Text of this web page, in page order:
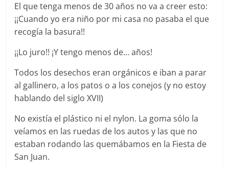
El que tenga menos de 30 años no va a creer esto:
¡¡Cuando yo era niño por mi casa no pasaba el que
recogía la basura!!
¡¡Lo juro!! ¡Y tengo menos de… años!
Todos los desechos eran orgánicos e iban a parar
al gallinero, a los patos o a los conejos (y no estoy
hablando del siglo XVII)
No existía el plástico ni el nylon. La goma sólo la
veíamos en las ruedas de los autos y las que no
estaban rodando las quemábamos en la Fiesta de
San Juan.